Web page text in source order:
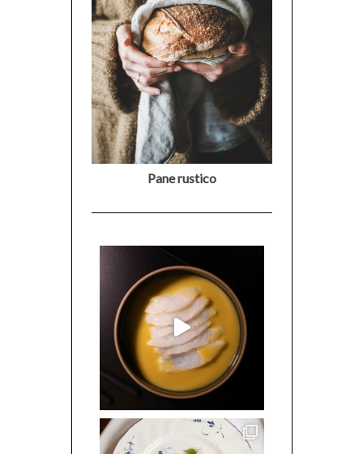
Pane rustico